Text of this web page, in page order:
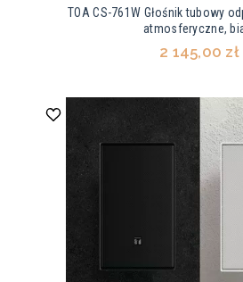
TOA CS-761W Głośnik tubowy
atmosferyczne,
2 145,00 zł